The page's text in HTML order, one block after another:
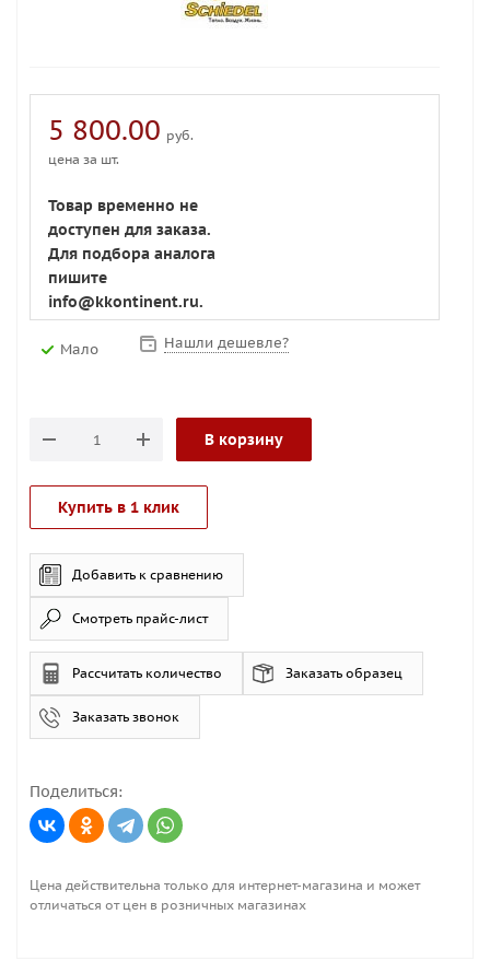
5 800.00 руб.
цена за шт.
Товар временно не
доступен для заказа.
Для подбора аналога
пишите
info@kkontinent.ru.
Мало Нашли дешевле?
В корзину
Купить в 1 клик
Смотреть прайс-лист
Добавить к сравнению
Рассчитать количество Заказать образец
Заказать звонок
Поделиться:
Цена действительна только для интернет-магазина и может
отличаться от цен в розничных магазинах